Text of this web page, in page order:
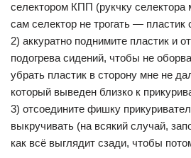
селектором КПП (рукчку селектора
сам селектор не трогать — пластик
2) аккуратно поднимите пластик и
подогрева сидений, чтобы не
убрать пластик в сторону мне не
который выведен близко к
3) отсоедините фишку
выкручивать (на всякий случай,
как всё выглядит сзади, чтобы